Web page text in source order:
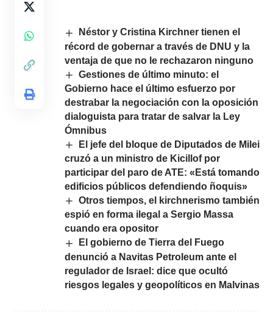
Néstor y Cristina Kirchner tienen el
récord de gobernar a través de DNU y la
ventaja de que no le rechazaron ninguno
Gestiones de último minuto: el
Gobierno hace el último esfuerzo por
destrabar la negociación con la oposición
dialoguista para tratar de salvar la Ley
Ómnibus
El jefe del bloque de Diputados de Milei
cruzó a un ministro de Kicillof por
participar del paro de ATE: «Está tomando
edificios públicos defendiendo ñoquis»
Otros tiempos, el kirchnerismo también
espió en forma ilegal a Sergio Massa
cuando era opositor
El gobierno de Tierra del Fuego
denunció a Navitas Petroleum ante el
regulador de Israel: dice que ocultó
riesgos legales y geopolíticos en Malvinas